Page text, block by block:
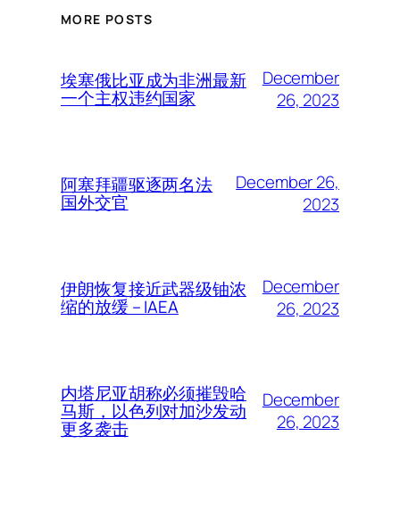
MORE POSTS
埃塞俄比亚成为非洲最新
一个主权违约国家
December
26, 2023
阿塞拜疆驱逐两名法
国外交官
December 26,
2023
伊朗恢复接近武器级铀浓
缩的放缓 – IAEA
December
26, 2023
内塔尼亚胡称必须摧毁哈
马斯，以色列对加沙发动
更多袭击
December
26, 2023